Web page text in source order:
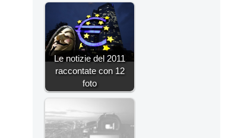
Le notizie del 2011
raccontate con 12
foto